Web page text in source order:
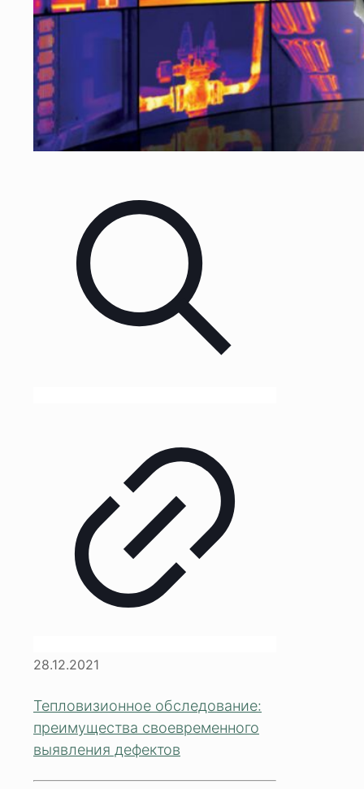
28.12.2021
Тепловизионное обследование:
преимущества своевременного
выявления дефектов